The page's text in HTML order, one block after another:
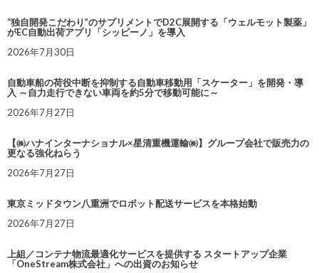
“独自開発こだわり”のサプリメントでD2C展開する「ウェルモット製薬」
がEC自動出荷アプリ「シッピーノ」を導入
2026年7月30日
自動車船の荷役中断を抑制する自動車移動用「スケーター」を開発・導
入 ～自力走行できない車両を約5分で移動可能に～
2026年7月27日
【㈱ハナインターナショナル×星清重機運輸㈱】グループ会社で販売力の
更なる強化ねらう
2026年7月27日
東京ミッドタウン八重洲でロボット配送サービスを本格始動
2026年7月27日
上組／コンテナ物流最適化サービスを提供する スタートアップ企業
「OneStream株式会社」への出資のお知らせ